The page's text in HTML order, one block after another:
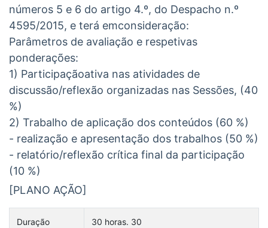
números 5 e 6 do artigo 4.º, do Despacho n.º
4595/2015, e terá emconsideração:
Parâmetros de avaliação e respetivas
ponderações:
1) Participaçãoativa nas atividades de
discussão/reflexão organizadas nas Sessões, (40
%)
2) Trabalho de aplicação dos conteúdos (60 %)
- realização e apresentação dos trabalhos (50 %)
- relatório/reflexão crítica final da participação
(10 %)
[PLANO AÇÃO]
Duração 30 horas. 30